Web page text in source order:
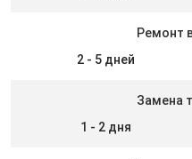
Ремонт
2 - 5 дней
Замена
1 - 2 дня